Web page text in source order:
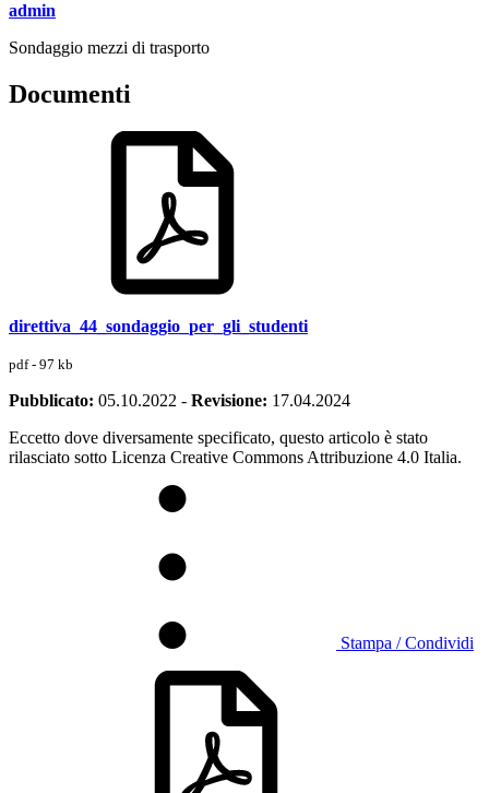
admin
Sondaggio mezzi di trasporto
Documenti
direttiva_44_sondaggio_per_gli_studenti
pdf - 97 kb
Pubblicato: 05.10.2022 - Revisione: 17.04.2024
Eccetto dove diversamente specificato, questo articolo è stato
rilasciato sotto Licenza Creative Commons Attribuzione 4.0 Italia.
Stampa / Condividi